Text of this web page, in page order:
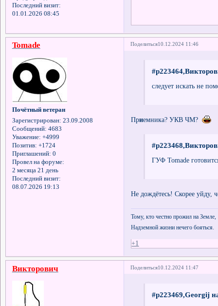
Последний визит:
01.01.2026 08:45
Поделиться10.12.2024 11:46
Tomade
Почётный ветеран
Зарегистрирован: 23.09.2008
Сообщений: 4683
Уважение: +4999
Позитив: +1724
Приглашений: 0
Провел на форуме:
2 месяца 21 день
Последний визит:
08.07.2026 19:13
следует искать не
Приемника? УКВ ЧМ?
ГУФ Tomade
Не дождётесь! Скорее уйду,
Тому, кто честно прожил на Земле,
Надземной жизни нечего бояться.
+1
Поделиться10.12.2024 11:47
Викторович
#p223469,Georgij